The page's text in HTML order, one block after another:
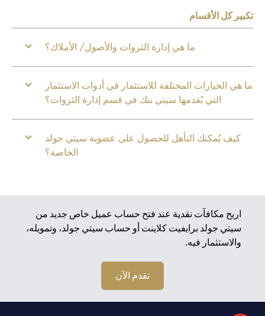
كل الأقسام
ما هي إدارة الثروات والأصول/ الأملاك؟
هي الخيارات المختلفة للاستثمار في أدوات الاستثمار
التي يُقدمها سيتي بنك في قسم إدارة الثروات؟
كيف يُمكنك التأهل للحصول على عضوية سيتي جولد
الخاصة؟
اربح مكافآت نقدية عند فتح حساب عميل خاص جديد من
سيتي جولد برايفيت كلاينت أو حساب سيتي جولد، وتمويله،
والاستثمار فيه.
تقدم الآن